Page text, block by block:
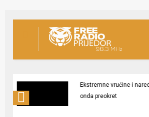
Isplata julskih
Republici Srpskoj